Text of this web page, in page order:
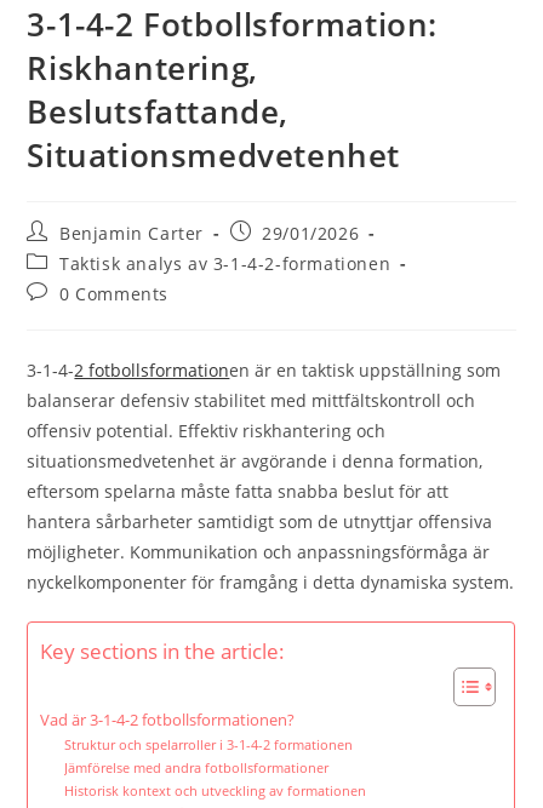
3-1-4-2 Fotbollsformation:
Riskhantering,
Beslutsfattande,
Situationsmedvetenhet
Post
author:
Benjamin Carter
Post
published:
29/01/2026
Post
category:
Taktisk analys av 3-1-4-2-formationen
Post0 Comments
3-1-4-2 fotbollsformationen är en taktisk uppställning som
balanserar defensiv stabilitet med mittfältskontroll och
offensiv potential. Effektiv riskhantering och
situationsmedvetenhet är avgörande i denna formation,
eftersom spelarna måste fatta snabba beslut för att
hantera sårbarheter samtidigt som de utnyttjar offensiva
möjligheter. Kommunikation och anpassningsförmåga är
nyckelkomponenter för framgång i detta dynamiska system.
Key sections in the article:
Vad är 3-1-4-2 fotbollsformationen?
Struktur och spelarroller i 3-1-4-2 formationen
Jämförelse med andra fotbollsformationer
Historisk kontext och utveckling av formationen